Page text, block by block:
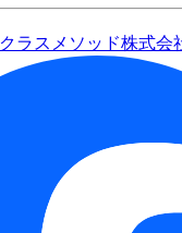
クラスメソッド株式会